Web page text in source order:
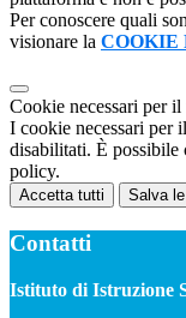
Per conoscere quali
visionare la COOKIE
Cookie necessari per
I cookie necessari per
disabilitati. È possibile
policy.
Accetta tutti Salva
Contatti
Istituto di Istruzione